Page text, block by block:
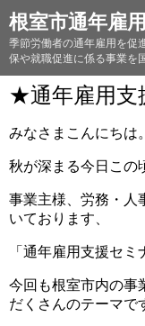
根室市通年雇
季節労働者の通年雇用を促
保や就職促進に係る事業を
★通年雇用支
みなさまこんにちは。
秋が深まる今日この
事業主様、労務・人
いております、
「通年雇用支援セミ
今回も根室市内の事
だくさんのテーマで